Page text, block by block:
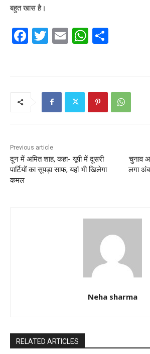
बहुत खास है।
F
k
T
E
W
A
p
Previous article
दून में अमित शाह, कहा- यूपी में दूसरी
पार्टियों का सूपड़ा साफ, यहां भी खिलेगा
कमल
चुनाव
लगा
Neha sharma
RELATED ARTICLES